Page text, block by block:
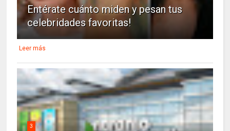
Entérate cuánto miden y pesan tus
celebridades favoritas!
Leer más
3